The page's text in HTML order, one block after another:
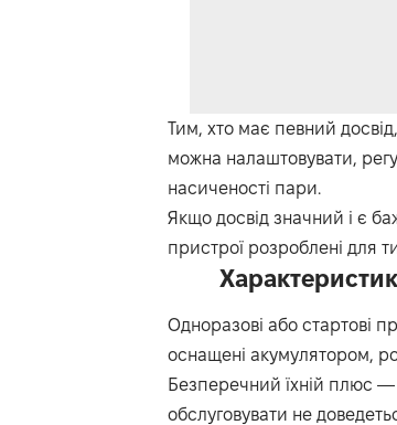
Тим, хто має певний
можна налаштовувати,
насиченості пари.
Якщо досвід значний і є
пристрої розроблені для
Одноразові або стартові
оснащені акумулятором,
Безперечний їхній плюс —
обслуговувати не